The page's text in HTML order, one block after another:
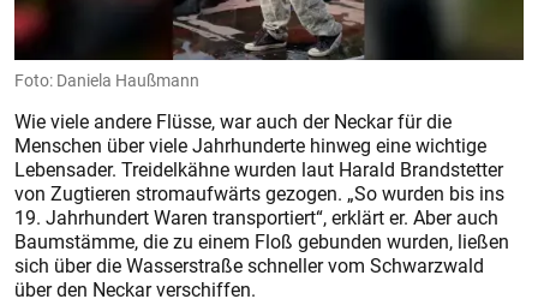
Foto: Daniela Haußmann
Wie viele andere Flüsse, war auch der Neckar für die
Menschen über viele Jahrhunderte hinweg eine wichtige
Lebensader. Treidelkähne wurden laut Harald Brandstetter
von Zugtieren stromaufwärts gezogen. „So wurden bis ins
19. Jahrhundert Waren transportiert“, erklärt er. Aber auch
Baumstämme, die zu einem Floß gebunden wurden, ließen
sich über die Wasserstraße schneller vom Schwarzwald
über den Neckar verschiffen.